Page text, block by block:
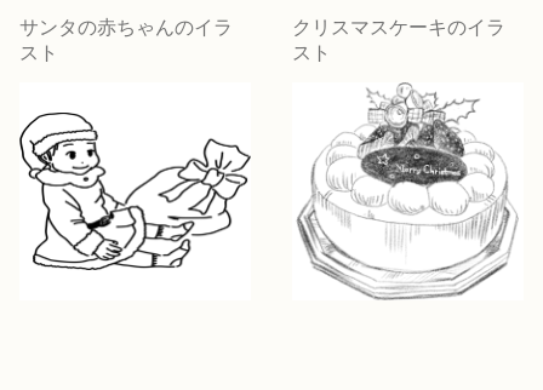
サンタの赤ちゃんのイラ
スト
クリスマスケーキのイラ
スト